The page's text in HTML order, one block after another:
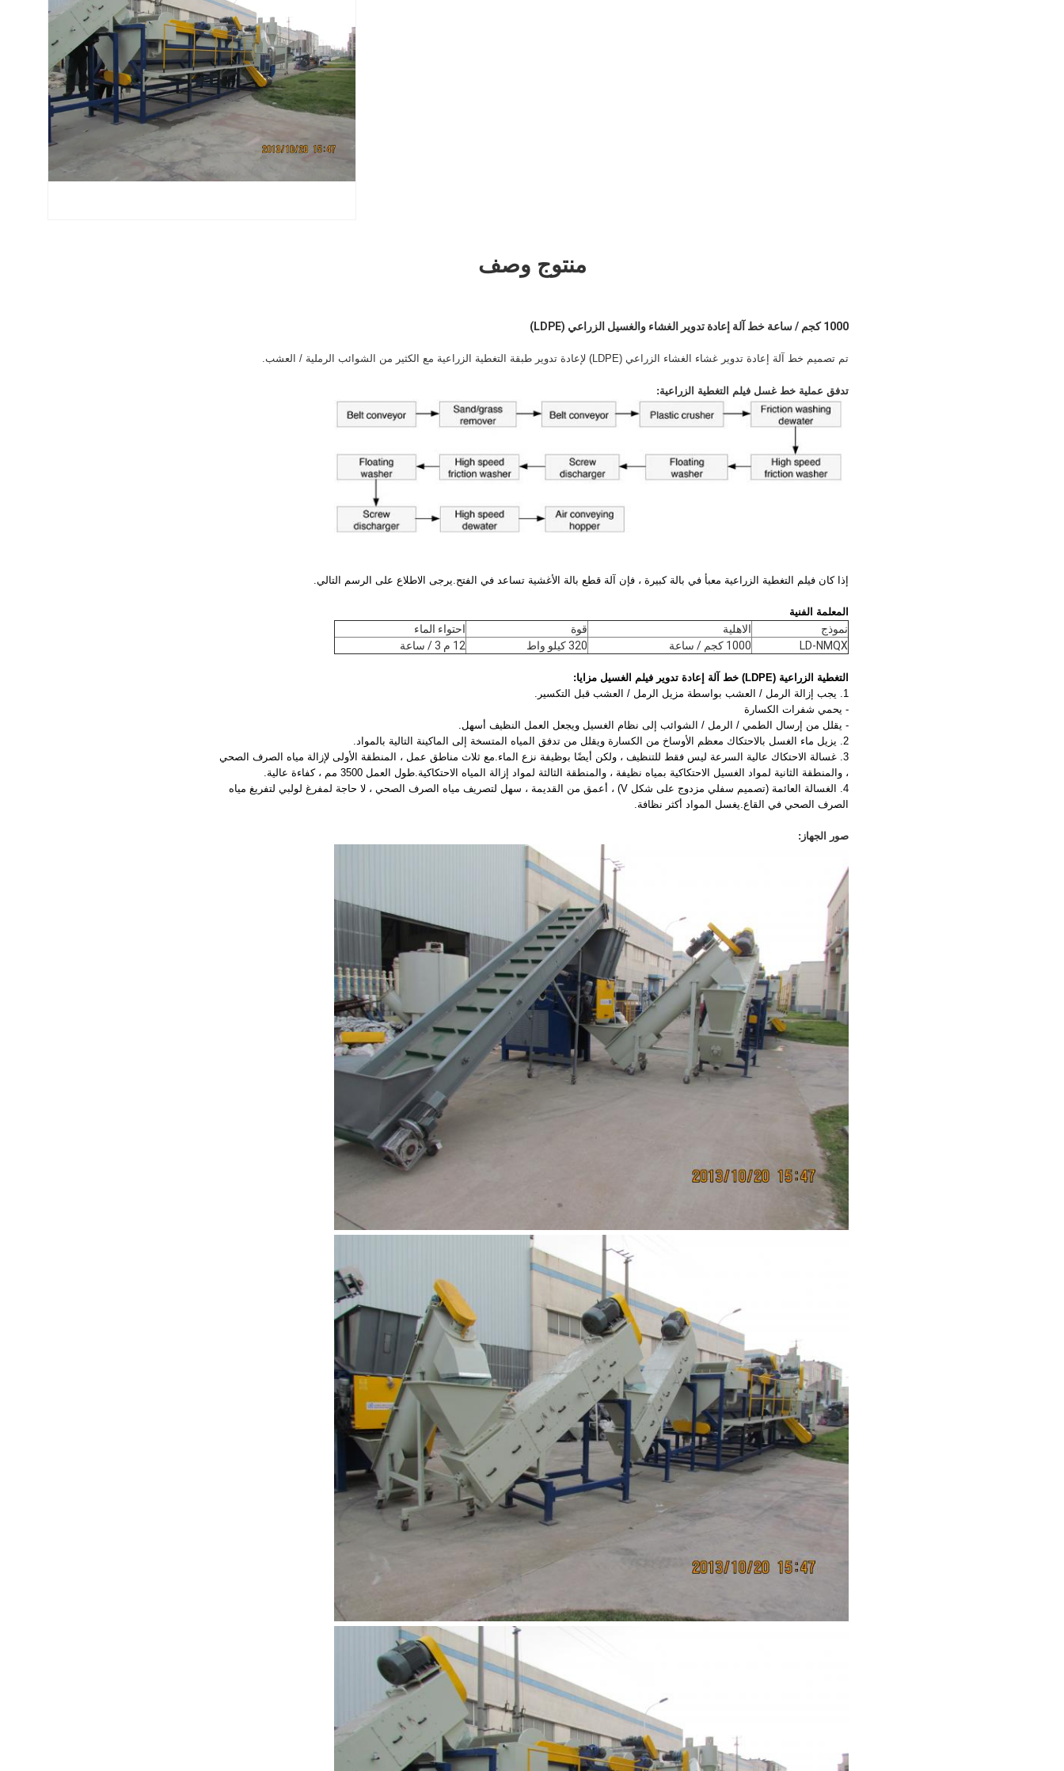
منتوج وصف
1000 كجم / ساعة خط آلة إعادة تدوير الغشاء والغسيل الزراعي (LDPE)
تم تصميم خط آلة إعادة تدوير غشاء الغشاء الزراعي (LDPE) لإعادة تدوير طبقة التغطية الزراعية مع الكثير من الشوائب الرملية / العشب.
تدفق عملية خط غسل فيلم التغطية الزراعية:
إذا كان فيلم التغطية الزراعية معبأ في بالة كبيرة ، فإن آلة قطع بالة الأغشية تساعد في الفتح.يرجى الاطلاع على الرسم التالي.
المعلمة الفنية
نموذج الاهلية قوة
احتواء الماء
LD-NMQX
1000 كجم / ساعة 320 كيلو واط 12 م 3 / ساعة
التغطية الزراعية (LDPE) خط آلة إعادة تدوير فيلم الغسيل مزايا:
1. يجب إزالة الرمل / العشب بواسطة مزيل الرمل / العشب قبل التكسير.
- يحمي شفرات الكسارة
- يقلل من إرسال الطمي / الرمل / الشوائب إلى نظام الغسيل ويجعل العمل النظيف أسهل.
2. يزيل ماء الغسل بالاحتكاك معظم الأوساخ من الكسارة ويقلل من تدفق المياه المتسخة إلى الماكينة التالية بالمواد.
3. غسالة الاحتكاك عالية السرعة ليس فقط للتنظيف ، ولكن أيضًا بوظيفة نزع الماء.مع ثلاث مناطق عمل ، المنطقة الأولى لإزالة مياه الصرف الصحي
، والمنطقة الثانية لمواد الغسيل الاحتكاكية بمياه نظيفة ، والمنطقة الثالثة لمواد إزالة المياه الاحتكاكية.طول العمل 3500 مم ، كفاءة عالية.
4. الغسالة العائمة (تصميم سفلي مزدوج على شكل V) ، أعمق من القديمة ، سهل لتصريف مياه الصرف الصحي ، لا حاجة لمفرغ لولبي لتفريغ مياه
الصرف الصحي في القاع.يغسل المواد أكثر نظافة.
صور الجهاز: